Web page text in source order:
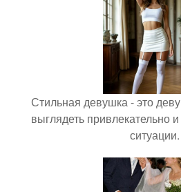
Стильная девушка - это
выглядеть привлекательно
ситуации.